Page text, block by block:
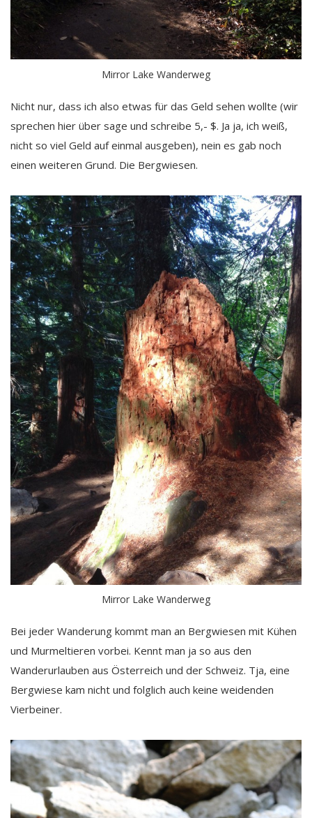
Mirror Lake Wanderweg
Nicht nur, dass ich also etwas für das Geld sehen wollte (wir
sprechen hier über sage und schreibe 5,- $. Ja ja, ich weiß,
nicht so viel Geld auf einmal ausgeben), nein es gab noch
einen weiteren Grund. Die Bergwiesen.
Mirror Lake Wanderweg
Bei jeder Wanderung kommt man an Bergwiesen mit Kühen
und Murmeltieren vorbei. Kennt man ja so aus den
Wanderurlauben aus Österreich und der Schweiz. Tja, eine
Bergwiese kam nicht und folglich auch keine weidenden
Vierbeiner.